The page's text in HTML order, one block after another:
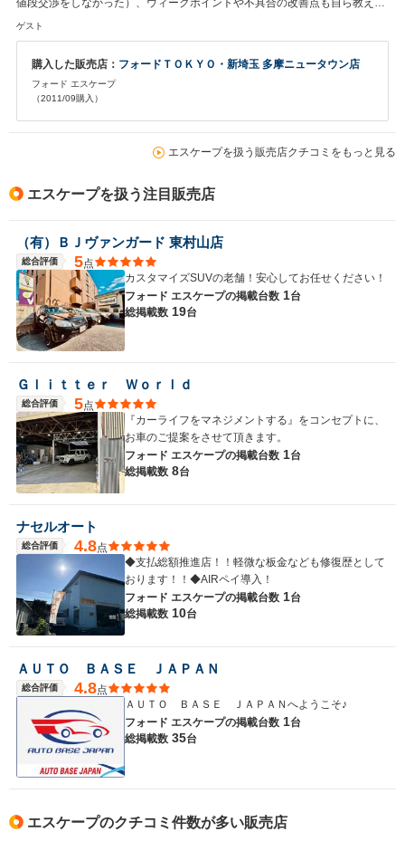
くれてとても信頼ができる方でした。やはり自ら弱点や他の部分を言ってく
ゲスト
購入した販売店： フォードＴＯＫＹＯ・新埼玉 多摩ニュータウン店
フォード エスケープ
（2011/09購入）
エスケープを扱う販売店クチコミをもっと見る
エスケープを扱う注目販売店
（有）ＢＪヴァンガード 東村山店
総合評価 5点
カスタマイズSUVの老舗！安心してお任せください！
フォード エスケープの掲載台数 1台
総掲載数 19台
Ｇｌｉｔｔｅｒ Ｗｏｒｌｄ
総合評価 5点
『カーライフをマネジメントする』をコンセプトに、
お車のご提案をさせて頂きます。
フォード エスケープの掲載台数 1台
総掲載数 8台
ナセルオート
総合評価 4.8点
◆支払総額推進店！！軽微な板金なども修復歴として
おります！！◆AIRペイ導入！
フォード エスケープの掲載台数 1台
総掲載数 10台
ＡＵＴＯ ＢＡＳＥ ＪＡＰＡＮ
総合評価 4.8点
ＡＵＴＯ ＢＡＳＥ ＪＡＰＡＮへようこそ♪
フォード エスケープの掲載台数 1台
総掲載数 35台
エスケープのクチコミ件数が多い販売店